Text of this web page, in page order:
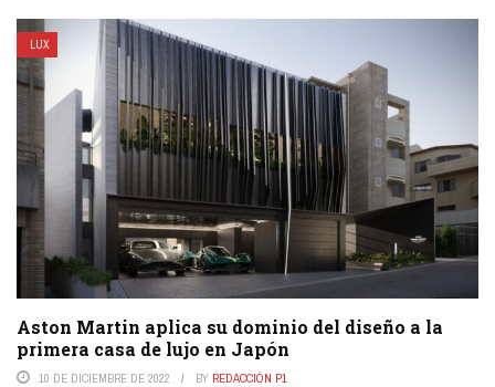
LUX
Aston Martin aplica su dominio del diseño a la
primera casa de lujo en Japón
10 DE DICIEMBRE DE 2022 BY REDACCIÓN P1